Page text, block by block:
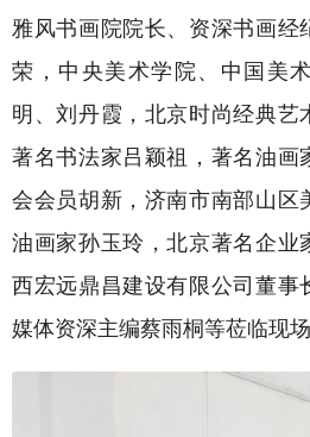
雅风书画院院长、资深书画
荣，中央美术学院、中国美
明、刘丹霞，北京时尚经典艺
著名书法家吕颖祖，著名油画
会会员胡新，济南市南部山区
油画家孙玉玲，北京著名企业
西宏远鼎昌建设有限公司董事
媒体资深主编蔡雨桐等莅临现场